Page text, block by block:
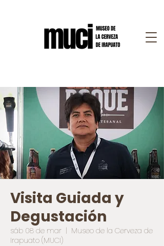
Visita Guiada y
Degustación
sáb 08 de mar
  |
Museo de la Cerveza de
Irapuato (MUCI)